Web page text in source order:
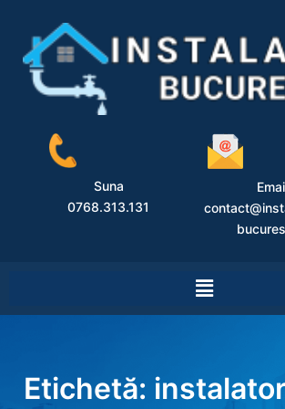
Suna
0768.313.131
Etichetă: